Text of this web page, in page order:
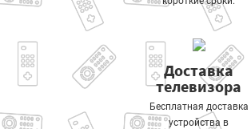
Доставка
телевизора
Бесплатная доставка
устройства в